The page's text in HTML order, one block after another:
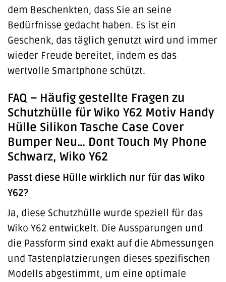
dem Beschenkten, dass Sie an seine
Bedürfnisse gedacht haben. Es ist ein
Geschenk, das täglich genutzt wird und immer
wieder Freude bereitet, indem es das
wertvolle Smartphone schützt.
FAQ – Häufig gestellte Fragen zu
Schutzhülle für Wiko Y62 Motiv Handy
Hülle Silikon Tasche Case Cover
Bumper Neu… Dont Touch My Phone
Schwarz, Wiko Y62
Passt diese Hülle wirklich nur für das Wiko
Y62?
Ja, diese Schutzhülle wurde speziell für das
Wiko Y62 entwickelt. Die Aussparungen und
die Passform sind exakt auf die Abmessungen
und Tastenplatzierungen dieses spezifischen
Modells abgestimmt, um eine optimale